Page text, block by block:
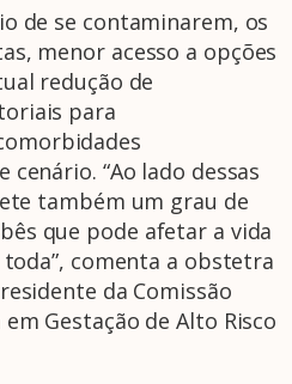
de se contaminarem, os
menor acesso a opções
redução de
para
“Ao lado dessas
também um grau de
que pode afetar a vida
comenta a obstetra
da Comissão
Gestação de Alto Risco